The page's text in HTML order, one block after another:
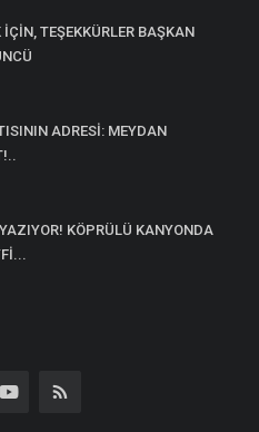
TEŞEKKÜRLER BAŞKAN
ADRESİ: MEYDAN
KÖPRÜLÜ KANYONDA